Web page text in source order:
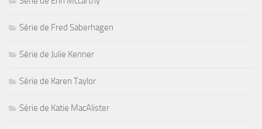
Série de Fred Saberhagen
Série de Julie Kenner
Série de Karen Taylor
Série de Katie MacAlister